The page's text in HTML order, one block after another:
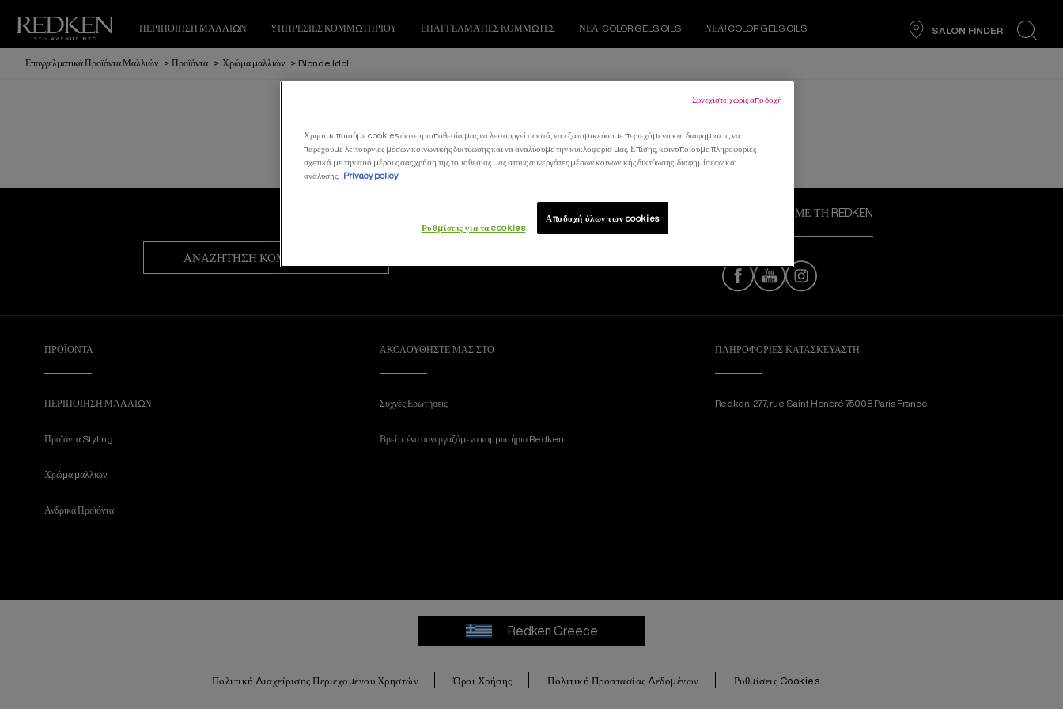
ΠΕΡΙΠΟΙΗΣΗ ΜΑΛΛΙΩΝ ΥΠΗΡΕΣΙΕΣ ΚΟΜΜΩΤΗΡΙΟΥ ΕΠΑΓΓΕΛΜΑΤΙΕΣ ΚΟΜΜΩΤΕΣ ΝΕΑ! COLOR GELS OILS ΝΕΑ! COLOR GELS OILS
SALON FINDER
search
Επαγγελματικά Προϊόντα Μαλλιών > Προϊόντα > Χρώμα μαλλιών > Blonde Idol
BLONDE IDOL
ΑΝΑΖΉΤΗΣΗ ΚΟΜΜΩΤΗΡΊΟΥ
ΣΥΝΔΕΘΕΙΤΕ ΜΕ ΤΗ REDKEN
ΠΡΟΪΟΝΤΑ
ΠΕΡΙΠΟΙΗΣΗ ΜΑΛΛΙΩΝ
Προϊόντα Styling
Χρώμα μαλλιών
Ανδρικά Προϊόντα
ΑΚΟΛΟΥΘΉΣΤΕ ΜΑΣ ΣΤΟ
Συχνές Ερωτήσεις
Βρείτε ένα συνεργαζόμενο κομμωτήριο Redken
ΠΛΗΡΟΦΟΡΊΕΣ ΚΑΤΑΣΚΕΥΑΣΤΉ
Redken, 277, rue Saint Honoré 75008 Paris France,
Redken Greece
Πολιτική Διαχείρισης Περιεχομένου Χρηστών Όροι Χρήσης Πολιτική Προστασίας Δεδομένων Ρυθμίσεις Cookies
Χρησιμοποιούμε cookies ώστε η τοποθεσία μας να λειτουργεί σωστά, να εξατομικεύουμε περιεχόμενο και διαφημίσεις, να
παρέχουμε λειτουργίες μέσων κοινωνικής δικτύωσης και να αναλύουμε την κυκλοφορία μας. Επίσης, κοινοποιούμε πληροφορίες
σχετικά με την από μέρους σας χρήση της τοποθεσίας μας στους συνεργάτες μέσων κοινωνικής δικτύωσης, διαφημίσεων και
ανάλυσης.
Privacy policy
Ρυθμίσεις για τα cookies
Αποδοχή όλων των cookies
Συνεχίστε χωρίς αποδοχή